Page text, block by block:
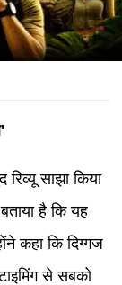
साझा किया
है कि यह
कहा कि दिग्गज
से सबको